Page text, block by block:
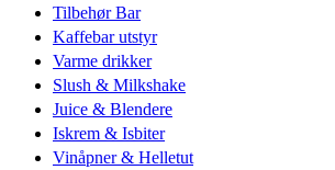
Tilbehør Bar
Kaffebar utstyr
Varme drikker
Slush & Milkshake
Juice & Blendere
Iskrem & Isbiter
Vinåpner & Helletut